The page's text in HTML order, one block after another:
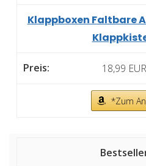
Klappboxen Faltbare
18,99 EUR
*Zum